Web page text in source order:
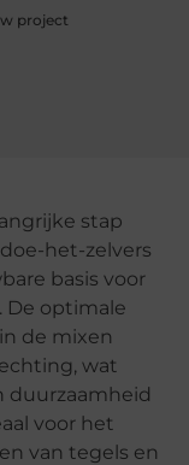
project
stap
het-zelvers
basis voor
De optimale
de mixen
wat
duurzaamheid
voor het
van tegels en